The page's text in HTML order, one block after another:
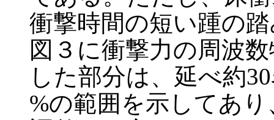
衝撃時間の短い踵の
図３に衝撃力の周波
した部分は、延べ約
%の範囲を示してあ